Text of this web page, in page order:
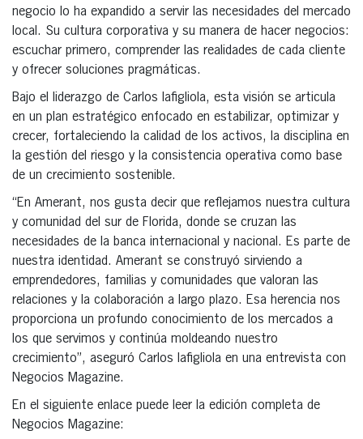
negocio lo ha expandido a servir las necesidades del mercado
local. Su cultura corporativa y su manera de hacer negocios:
escuchar primero, comprender las realidades de cada cliente
y ofrecer soluciones pragmáticas.
Bajo el liderazgo de Carlos lafigliola, esta visión se articula
en un plan estratégico enfocado en estabilizar, optimizar y
crecer, fortaleciendo la calidad de los activos, la disciplina en
la gestión del riesgo y la consistencia operativa como base
de un crecimiento sostenible.
“En Amerant, nos gusta decir que reflejamos nuestra cultura
y comunidad del sur de Florida, donde se cruzan las
necesidades de la banca internacional y nacional. Es parte de
nuestra identidad. Amerant se construyó sirviendo a
emprendedores, familias y comunidades que valoran las
relaciones y la colaboración a largo plazo. Esa herencia nos
proporciona un profundo conocimiento de los mercados a
los que servimos y continúa moldeando nuestro
crecimiento”, aseguró Carlos Iafigliola en una entrevista con
Negocios Magazine.
En el siguiente enlace puede leer la edición completa de
Negocios Magazine: